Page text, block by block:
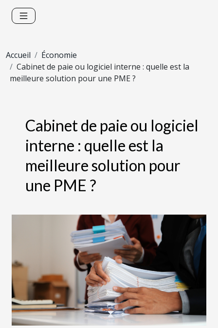
Accueil
Économie
Cabinet de paie ou logiciel interne : quelle est la
meilleure solution pour une PME ?
Cabinet de paie ou logiciel
interne : quelle est la
meilleure solution pour
une PME ?